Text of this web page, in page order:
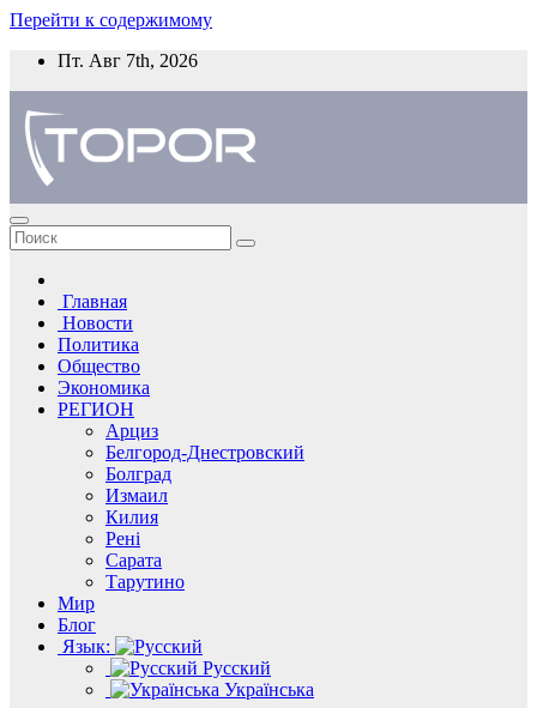
Перейти к содержимому
Пт. Авг 7th, 2026
Главная
Новости
Политика
Общество
Экономика
РЕГИОН
Арциз
Белгород-Днестровский
Болград
Измаил
Килия
Рені
Сарата
Тарутино
Мир
Блог
Язык:
Русский
Українська